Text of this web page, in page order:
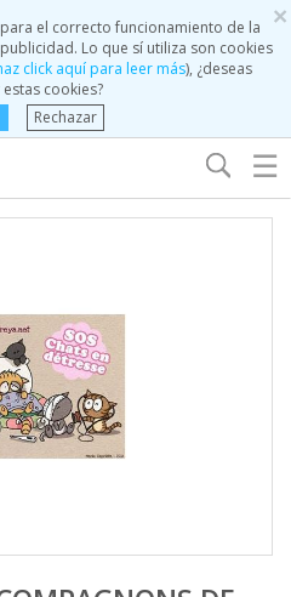
×
el correcto funcionamiento de la
Lo que sí utiliza son cookies
click aquí para leer más), ¿deseas
cookies?
Rechazar
☰